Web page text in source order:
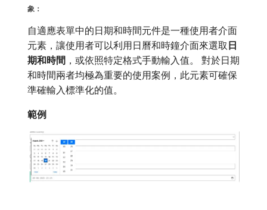
象：
自適應表單中的日期和時間元件是一種使用者介面
元素，讓使用者可以利用日曆和時鐘介面來選取​ 日
期和時間 ，或依照特定格式手動輸入值。 對於日期
和時間兩者均極為重要的使用案例，此元素可確保
準確輸入標準化的值。
範例